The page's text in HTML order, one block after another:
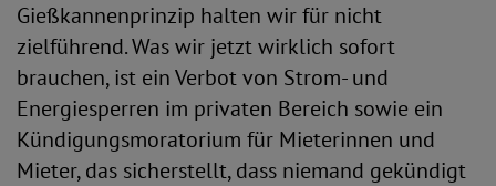
Gießkannenprinzip halten wir für nicht
zielführend. Was wir jetzt wirklich sofort
brauchen, ist ein Verbot von Strom- und
Energiesperren im privaten Bereich sowie ein
Kündigungsmoratorium für Mieterinnen und
Mieter, das sicherstellt, dass niemand gekündigt